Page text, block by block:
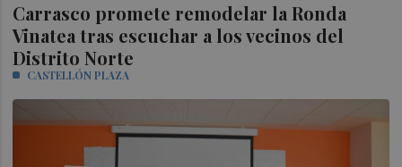
Carrasco promete remodelar la Ronda
Vinatea tras escuchar a los vecinos del
Distrito Norte
CASTELLÓN PLAZA